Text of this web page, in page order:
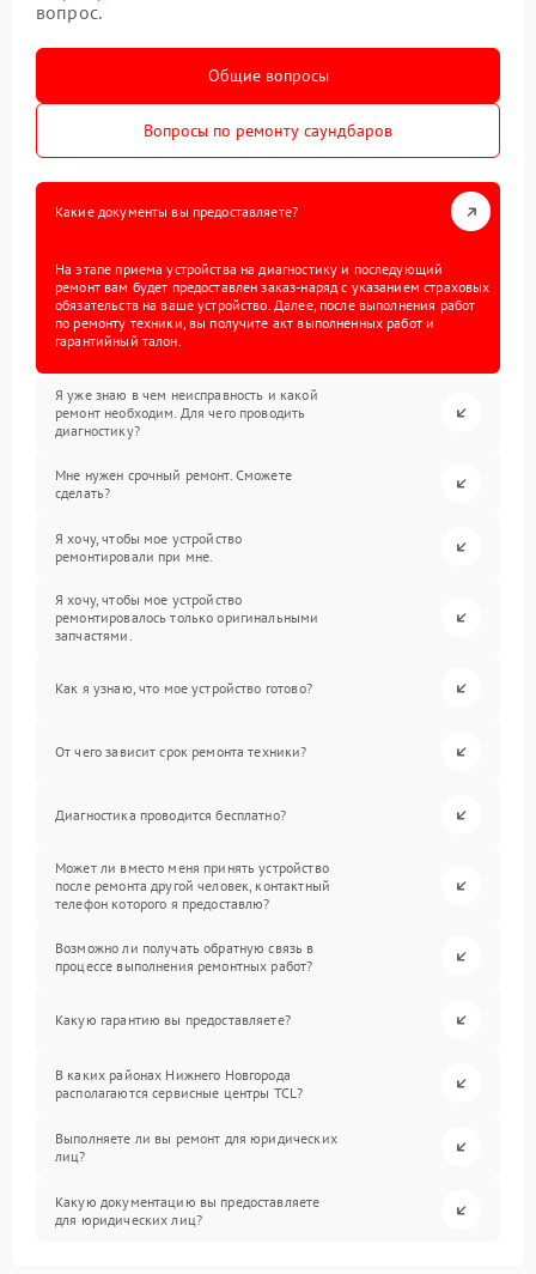
вопрос.
Общие вопросы
Вопросы по ремонту саундбаров
Какие документы вы предоставляете?
На этапе приема устройства на диагностику и последующий
ремонт вам будет предоставлен заказ-наряд с указанием страховых
обязательств на ваше устройство. Далее, после выполнения работ
по ремонту техники, вы получите акт выполненных работ и
гарантийный талон.
Я уже знаю в чем неисправность и какой
ремонт необходим. Для чего проводить
диагностику?
Мне нужен срочный ремонт. Сможете
сделать?
Я хочу, чтобы мое устройство
ремонтировали при мне.
Я хочу, чтобы мое устройство
ремонтировалось только оригинальными
запчастями.
Как я узнаю, что мое устройство готово?
От чего зависит срок ремонта техники?
Диагностика проводится бесплатно?
Может ли вместо меня принять устройство
после ремонта другой человек, контактный
телефон которого я предоставлю?
Возможно ли получать обратную связь в
процессе выполнения ремонтных работ?
Какую гарантию вы предоставляете?
В каких районах Нижнего Новгорода
располагаются сервисные центры TCL?
Выполняете ли вы ремонт для юридических
лиц?
Какую документацию вы предоставляете
для юридических лиц?